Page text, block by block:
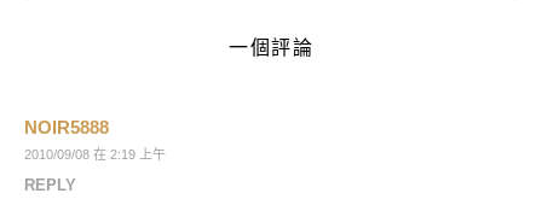
一個評論
NOIR5888
2010/09/08 在 2:19 上午
REPLY